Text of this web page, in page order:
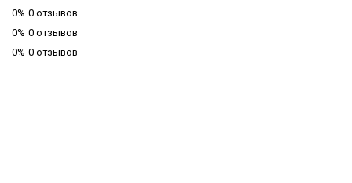
0% 0 отзывов
0% 0 отзывов
0% 0 отзывов